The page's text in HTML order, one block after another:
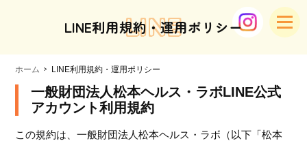
LINE
LINE利用規約・運用ポリシー
ホーム LINE利用規約・運用ポリシー
一般財団法人松本ヘルス・ラボLINE公式
アカウント利用規約
この規約は、一般財団法人松本ヘルス・ラボ（以下「松本